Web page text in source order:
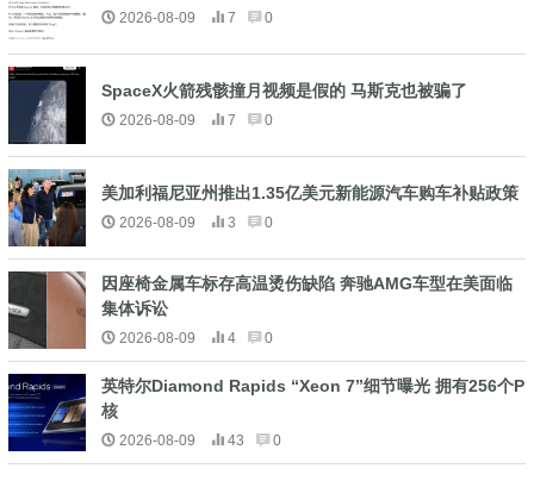
2026-08-09 7 0
SpaceX火箭残骸撞月视频是假的 马斯克也被骗了
2026-08-09 7 0
美加利福尼亚州推出1.35亿美元新能源汽车购车补贴政策
2026-08-09 3 0
因座椅金属车标存高温烫伤缺陷 奔驰AMG车型在美面临
集体诉讼
2026-08-09 4 0
英特尔Diamond Rapids “Xeon 7”细节曝光 拥有256个P
核
2026-08-09 43 0